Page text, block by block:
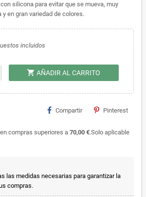
silicona para evitar que se mueva, muy
en gran variedad de colores.
incluidos
shopping_cart AÑADIR AL CARRITO
Compartir Pinterest
en compras superiores a 70,00 €.Solo aplicable
las medidas necesarias para garantizar la
compras.